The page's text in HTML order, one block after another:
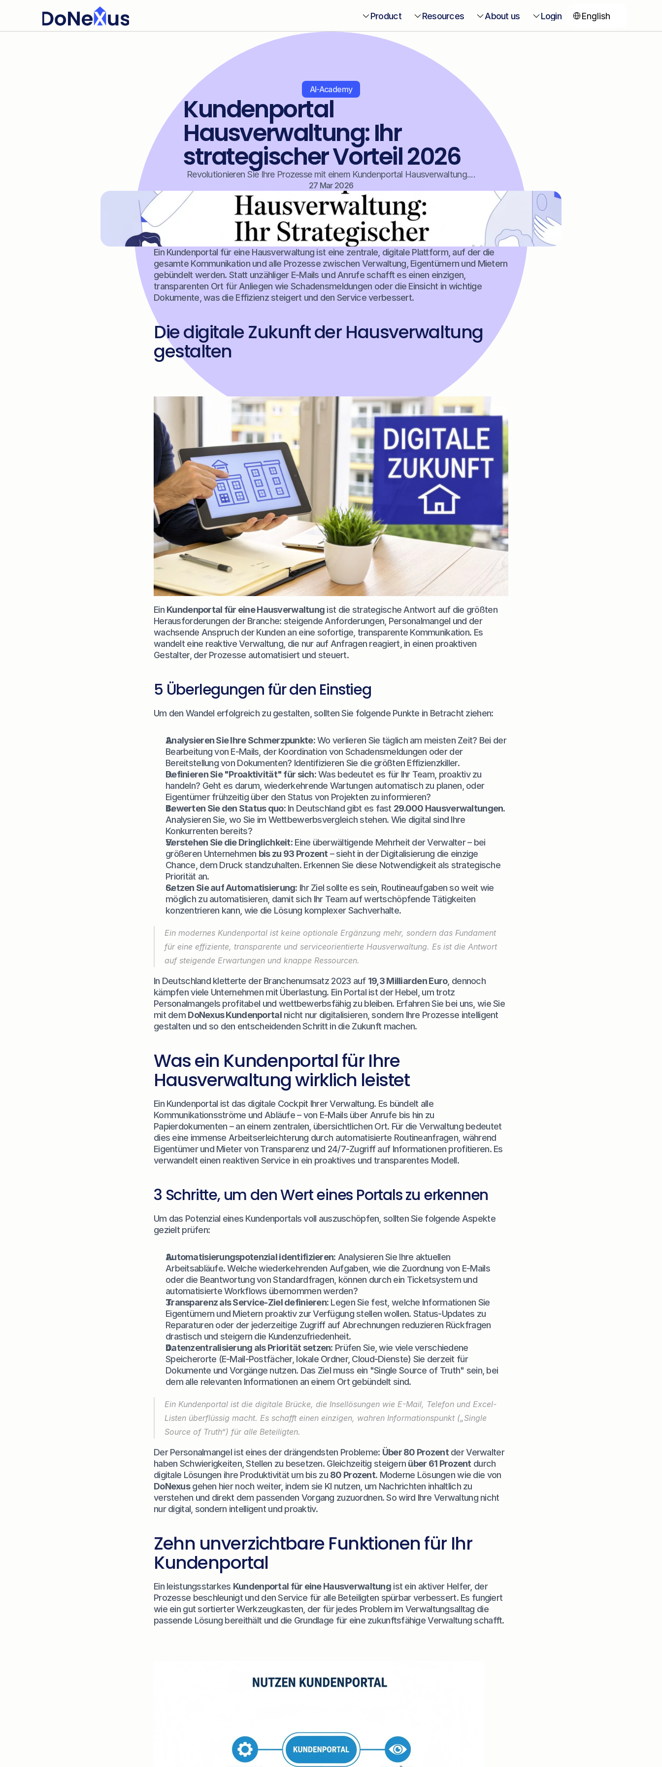
Product Resources About us Login English
AI-Academy
Kundenportal
Hausverwaltung: Ihr
strategischer Vorteil 2026
Revolutionieren Sie Ihre Prozesse mit einem Kundenportal Hausverwaltung....
27 Mar 2026
Ein Kundenportal für eine Hausverwaltung ist eine zentrale, digitale Plattform, auf der die
gesamte Kommunikation und alle Prozesse zwischen Verwaltung, Eigentümern und Mietern
gebündelt werden. Statt unzähliger E-Mails und Anrufe schafft es einen einzigen,
transparenten Ort für Anliegen wie Schadensmeldungen oder die Einsicht in wichtige
Dokumente, was die Effizienz steigert und den Service verbessert.
Die digitale Zukunft der Hausverwaltung
gestalten
Ein Kundenportal für eine Hausverwaltung ist die strategische Antwort auf die größten
Herausforderungen der Branche: steigende Anforderungen, Personalmangel und der
wachsende Anspruch der Kunden an eine sofortige, transparente Kommunikation. Es
wandelt eine reaktive Verwaltung, die nur auf Anfragen reagiert, in einen proaktiven
Gestalter, der Prozesse automatisiert und steuert.
5 Überlegungen für den Einstieg
Um den Wandel erfolgreich zu gestalten, sollten Sie folgende Punkte in Betracht ziehen:
Analysieren Sie Ihre Schmerzpunkte: Wo verlieren Sie täglich am meisten Zeit? Bei der
Bearbeitung von E-Mails, der Koordination von Schadensmeldungen oder der
Bereitstellung von Dokumenten? Identifizieren Sie die größten Effizienzkiller.
Definieren Sie "Proaktivität" für sich: Was bedeutet es für Ihr Team, proaktiv zu
handeln? Geht es darum, wiederkehrende Wartungen automatisch zu planen, oder
Eigentümer frühzeitig über den Status von Projekten zu informieren?
Bewerten Sie den Status quo: In Deutschland gibt es fast 29.000 Hausverwaltungen.
Analysieren Sie, wo Sie im Wettbewerbsvergleich stehen. Wie digital sind Ihre
Konkurrenten bereits?
Verstehen Sie die Dringlichkeit: Eine überwältigende Mehrheit der Verwalter – bei
größeren Unternehmen bis zu 93 Prozent – sieht in der Digitalisierung die einzige
Chance, dem Druck standzuhalten. Erkennen Sie diese Notwendigkeit als strategische
Priorität an.
Setzen Sie auf Automatisierung: Ihr Ziel sollte es sein, Routineaufgaben so weit wie
möglich zu automatisieren, damit sich Ihr Team auf wertschöpfende Tätigkeiten
konzentrieren kann, wie die Lösung komplexer Sachverhalte.
Ein modernes Kundenportal ist keine optionale Ergänzung mehr, sondern das Fundament
für eine effiziente, transparente und serviceorientierte Hausverwaltung. Es ist die Antwort
auf steigende Erwartungen und knappe Ressourcen.
In Deutschland kletterte der Branchenumsatz 2023 auf 19,3 Milliarden Euro, dennoch
kämpfen viele Unternehmen mit Überlastung. Ein Portal ist der Hebel, um trotz
Personalmangels profitabel und wettbewerbsfähig zu bleiben. Erfahren Sie bei uns, wie Sie
mit dem DoNexus Kundenportal nicht nur digitalisieren, sondern Ihre Prozesse intelligent
gestalten und so den entscheidenden Schritt in die Zukunft machen.
Was ein Kundenportal für Ihre
Hausverwaltung wirklich leistet
Ein Kundenportal ist das digitale Cockpit Ihrer Verwaltung. Es bündelt alle
Kommunikationsströme und Abläufe – von E-Mails über Anrufe bis hin zu
Papierdokumenten – an einem zentralen, übersichtlichen Ort. Für die Verwaltung bedeutet
dies eine immense Arbeitserleichterung durch automatisierte Routineanfragen, während
Eigentümer und Mieter von Transparenz und 24/7-Zugriff auf Informationen profitieren. Es
verwandelt einen reaktiven Service in ein proaktives und transparentes Modell.
3 Schritte, um den Wert eines Portals zu erkennen
Um das Potenzial eines Kundenportals voll auszuschöpfen, sollten Sie folgende Aspekte
gezielt prüfen:
Automatisierungspotenzial identifizieren: Analysieren Sie Ihre aktuellen
Arbeitsabläufe. Welche wiederkehrenden Aufgaben, wie die Zuordnung von E-Mails
oder die Beantwortung von Standardfragen, können durch ein Ticketsystem und
automatisierte Workflows übernommen werden?
Transparenz als Service-Ziel definieren: Legen Sie fest, welche Informationen Sie
Eigentümern und Mietern proaktiv zur Verfügung stellen wollen. Status-Updates zu
Reparaturen oder der jederzeitige Zugriff auf Abrechnungen reduzieren Rückfragen
drastisch und steigern die Kundenzufriedenheit.
Datenzentralisierung als Priorität setzen: Prüfen Sie, wie viele verschiedene
Speicherorte (E-Mail-Postfächer, lokale Ordner, Cloud-Dienste) Sie derzeit für
Dokumente und Vorgänge nutzen. Das Ziel muss ein "Single Source of Truth" sein, bei
dem alle relevanten Informationen an einem Ort gebündelt sind.
Ein Kundenportal ist die digitale Brücke, die Insellösungen wie E-Mail, Telefon und Excel-
Listen überflüssig macht. Es schafft einen einzigen, wahren Informationspunkt („Single
Source of Truth“) für alle Beteiligten.
Der Personalmangel ist eines der drängendsten Probleme: Über 80 Prozent der Verwalter
haben Schwierigkeiten, Stellen zu besetzen. Gleichzeitig steigern über 61 Prozent durch
digitale Lösungen ihre Produktivität um bis zu 80 Prozent
DoNexus gehen hier noch weiter, indem sie KI nutzen, um Nachrichten inhaltlich zu
verstehen und direkt dem passenden Vorgang zuzuordnen. So wird Ihre Verwaltung nicht
nur digital, sondern intelligent und proaktiv.
Zehn unverzichtbare Funktionen für Ihr
Kundenportal
Ein leistungsstarkes Kundenportal für eine Hausverwaltung ist ein aktiver Helfer, der
Prozesse beschleunigt und den Service für alle Beteiligten spürbar verbessert. Es fungiert
wie ein gut sortierter Werkzeugkasten, der für jedes Problem im Verwaltungsalltag die
passende Lösung bereithält und die Grundlage für eine zukunftsfähige Verwaltung schafft.